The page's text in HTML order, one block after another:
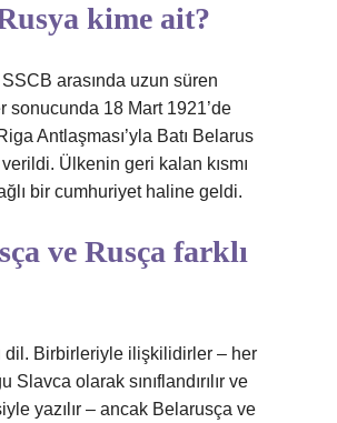
kime ait?
arasında uzun süren
sonucunda 18 Mart 1921’de
Antlaşması’yla Batı Belarus
Ülkenin geri kalan kısmı
bir cumhuriyet haline geldi.
ve Rusça farklı
dil. Birbirleriyle ilişkilidirler – her
Slavca olarak sınıflandırılır ve
yazılır – ancak Belarusça ve